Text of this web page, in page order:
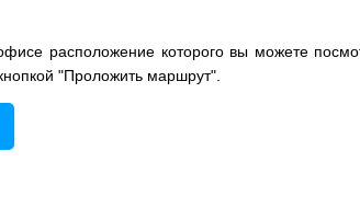
расположение которого вы можете
"Проложить маршрут".